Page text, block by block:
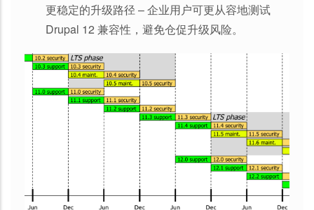
更稳定的升级路径 – 企业用户可更从容地测试
Drupal 12 兼容性，避免仓促升级风险。